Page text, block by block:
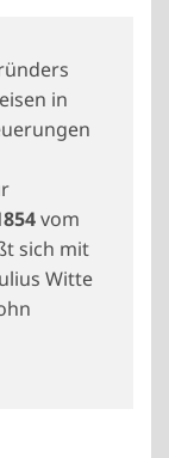
in
vom
sich mit
Witte